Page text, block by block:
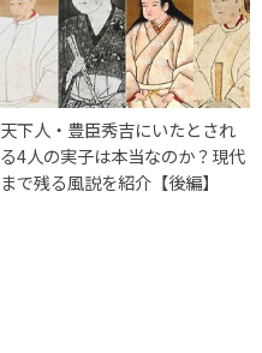
天下人・豊臣秀吉にいたとされ
る4人の実子は本当なのか？現代
まで残る風説を紹介【後編】